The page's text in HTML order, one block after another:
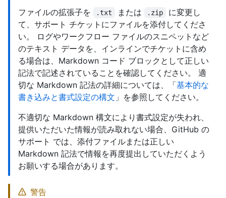
ファイルの拡張子を
.txt または .zip
に変更し
て、サポート チケットにファイルを添付してくださ
い。 ログやワークフロー ファイルのスニペットなど
のテキスト データを、インラインでチケットに含め
る場合は、Markdown コード ブロックとして正しい
記法で記述されていることを確認してください。 適
切な Markdown 記法の詳細については、「基本的な
書き込みと書式設定の構文 」を参照してください。
不適切な Markdown 構文により書式設定が失われ、
提供いただいた情報が読み取れない場合、GitHub の
サポート では、添付ファイルまたは正しい
Markdown 記法で情報を再度提出していただくよう
お願いする場合があります。
警告